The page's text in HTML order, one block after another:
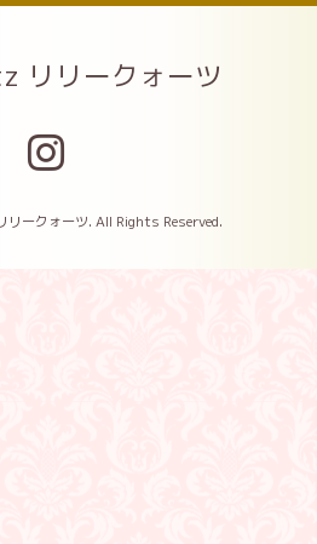
リリークォーツ
ークォーツ. All Rights Reserved.